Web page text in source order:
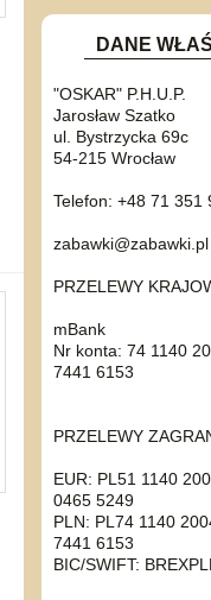
DANE
"OSKAR" P.H.U.P.
Jarosław Szatko
ul. Bystrzycka 69c
54-215 Wrocław
Telefon: +48 71 351
zabawki@zabawki.pl
PRZELEWY
mBank
Nr konta: 74 1140
7441 6153
PRZELEWY
EUR: PL51 1140
0465 5249
PLN: PL74 1140
7441 6153
BIC/SWIFT: